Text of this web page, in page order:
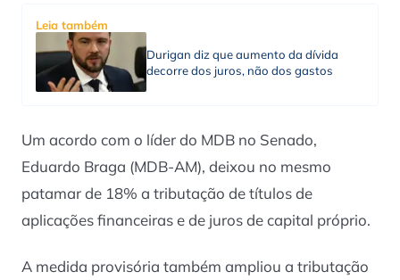
Leia também
Durigan diz que aumento da dívida
decorre dos juros, não dos gastos
Um acordo com o líder do MDB no Senado,
Eduardo Braga (MDB-AM), deixou no mesmo
patamar de 18% a tributação de títulos de
aplicações financeiras e de juros de capital próprio.
A medida provisória também ampliou a tributação